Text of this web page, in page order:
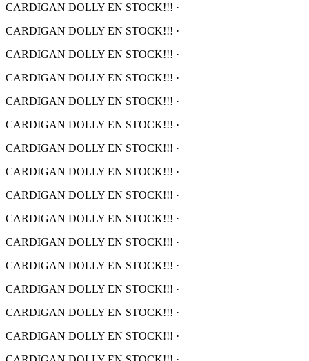
CARDIGAN DOLLY EN STOCK!!! ·
CARDIGAN DOLLY EN STOCK!!! ·
CARDIGAN DOLLY EN STOCK!!! ·
CARDIGAN DOLLY EN STOCK!!! ·
CARDIGAN DOLLY EN STOCK!!! ·
CARDIGAN DOLLY EN STOCK!!! ·
CARDIGAN DOLLY EN STOCK!!! ·
CARDIGAN DOLLY EN STOCK!!! ·
CARDIGAN DOLLY EN STOCK!!! ·
CARDIGAN DOLLY EN STOCK!!! ·
CARDIGAN DOLLY EN STOCK!!! ·
CARDIGAN DOLLY EN STOCK!!! ·
CARDIGAN DOLLY EN STOCK!!! ·
CARDIGAN DOLLY EN STOCK!!! ·
CARDIGAN DOLLY EN STOCK!!! ·